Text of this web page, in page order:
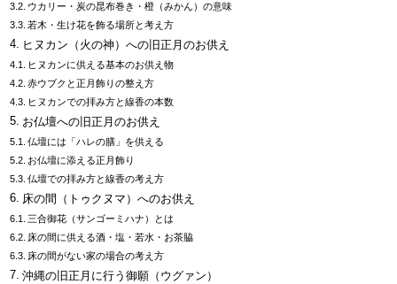
ウカリー・炭の昆布巻き・橙（みかん）の意味
若木・生け花を飾る場所と考え方
ヒヌカン（火の神）への旧正月のお供え
ヒヌカンに供える基本のお供え物
赤ウブクと正月飾りの整え方
ヒヌカンでの拝み方と線香の本数
お仏壇への旧正月のお供え
仏壇には「ハレの膳」を供える
お仏壇に添える正月飾り
仏壇での拝み方と線香の考え方
床の間（トゥクヌマ）へのお供え
三合御花（サンゴーミハナ）とは
床の間に供える酒・塩・若水・お茶脇
床の間がない家の場合の考え方
沖縄の旧正月に行う御願（ウグァン）